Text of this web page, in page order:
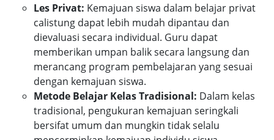
Les Privat: Kemajuan siswa dalam belajar privat
calistung dapat lebih mudah dipantau dan
dievaluasi secara individual. Guru dapat
memberikan umpan balik secara langsung dan
merancang program pembelajaran yang sesuai
dengan kemajuan siswa.
Metode Belajar Kelas Tradisional: Dalam kelas
tradisional, pengukuran kemajuan seringkali
bersifat umum dan mungkin tidak selalu